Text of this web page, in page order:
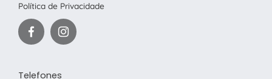
Política de Privacidade
Telefones